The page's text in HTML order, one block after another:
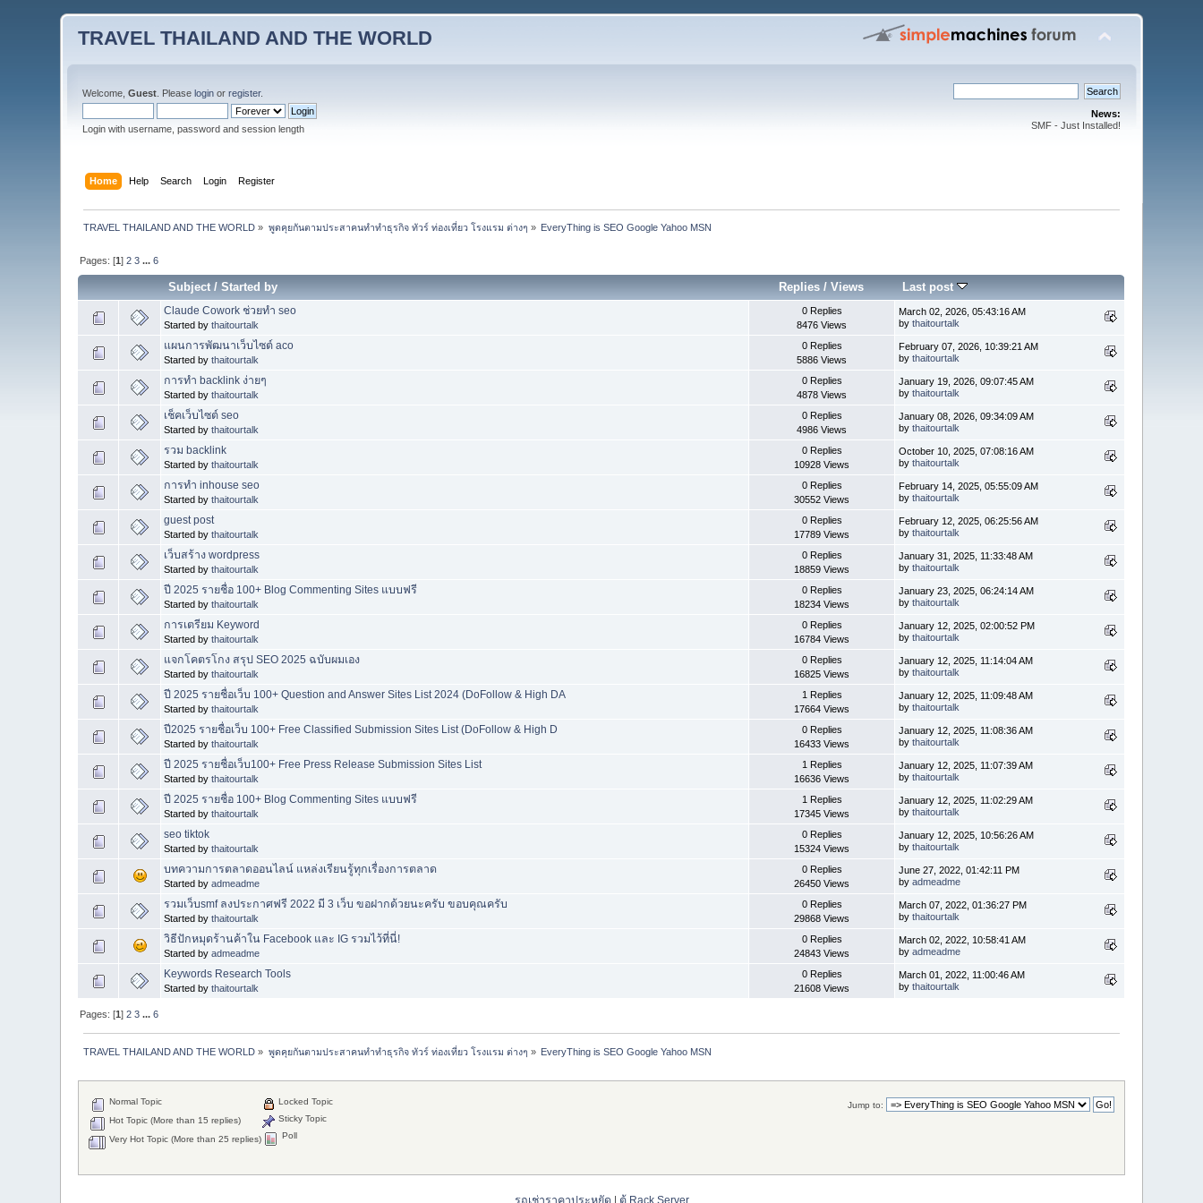
TRAVEL THAILAND AND THE WORLD
Welcome,Guest . Pleaselogin orregister.
Login with username, password and session length
News:
SMF - Just Installed!
Home Help Search Login Register
TRAVEL THAILAND AND THE WORLD » พูดคุยกันตามประสาคนทำทำธุรกิจ ทัวร์ ท่องเที่ยว โรงแรม ต่างๆ » EveryThing is SEO Google Yahoo MSN
Pages: [1]2 3 ...6
Subject/Started by Replies /Views Last post
Claude Cowork ช่วยทำ seo
Started bythaitourtalk
0 Replies
8476 Views
March 02, 2026, 05:43:16 AM
bythaitourtalk
แผนการพัฒนาเว็บไซต์ aco
Started bythaitourtalk
0 Replies
5886 Views
February 07, 2026, 10:39:21 AM
bythaitourtalk
การทำ backlink ง่ายๆ
Started bythaitourtalk
0 Replies
4878 Views
January 19, 2026, 09:07:45 AM
bythaitourtalk
เช็คเว็บไซต์ seo
Started bythaitourtalk
0 Replies
4986 Views
January 08, 2026, 09:34:09 AM
bythaitourtalk
รวม backlink
Started bythaitourtalk
0 Replies
10928 Views
October 10, 2025, 07:08:16 AM
bythaitourtalk
การทำ inhouse seo
Started bythaitourtalk
0 Replies
30552 Views
February 14, 2025, 05:55:09 AM
bythaitourtalk
guest post
Started bythaitourtalk
0 Replies
17789 Views
February 12, 2025, 06:25:56 AM
bythaitourtalk
เว็บสร้าง wordpress
Started bythaitourtalk
0 Replies
18859 Views
January 31, 2025, 11:33:48 AM
bythaitourtalk
ปี 2025 รายชื่อ 100+ Blog Commenting Sites แบบฟรี
Started bythaitourtalk
0 Replies
18234 Views
January 23, 2025, 06:24:14 AM
bythaitourtalk
การเตรียม Keyword
Started bythaitourtalk
0 Replies
16784 Views
January 12, 2025, 02:00:52 PM
bythaitourtalk
แจกโคตรโกง สรุป SEO 2025 ฉบับผมเอง
Started bythaitourtalk
0 Replies
16825 Views
January 12, 2025, 11:14:04 AM
bythaitourtalk
ปี 2025 รายชื่อเว็บ 100+ Question and Answer Sites List 2024 (DoFollow & High DA
Started bythaitourtalk
1 Replies
17664 Views
January 12, 2025, 11:09:48 AM
bythaitourtalk
ปี2025 รายชื่อเว็บ 100+ Free Classified Submission Sites List (DoFollow & High D
Started bythaitourtalk
0 Replies
16433 Views
January 12, 2025, 11:08:36 AM
bythaitourtalk
ปี 2025 รายชื่อเว็บ100+ Free Press Release Submission Sites List
Started bythaitourtalk
1 Replies
16636 Views
January 12, 2025, 11:07:39 AM
bythaitourtalk
ปี 2025 รายชื่อ 100+ Blog Commenting Sites แบบฟรี
Started bythaitourtalk
1 Replies
17345 Views
January 12, 2025, 11:02:29 AM
bythaitourtalk
seo tiktok
Started bythaitourtalk
0 Replies
15324 Views
January 12, 2025, 10:56:26 AM
bythaitourtalk
บทความการตลาดออนไลน์ แหล่งเรียนรู้ทุกเรื่องการตลาด
Started byadmeadme
0 Replies
26450 Views
June 27, 2022, 01:42:11 PM
byadmeadme
รวมเว็บsmf ลงประกาศฟรี 2022 มี 3 เว็บ ขอฝากด้วยนะครับ ขอบคุณครับ
Started bythaitourtalk
0 Replies
29868 Views
March 07, 2022, 01:36:27 PM
bythaitourtalk
วิธีปักหมุดร้านค้าใน Facebook และ IG รวมไว้ที่นี่!
Started byadmeadme
0 Replies
24843 Views
March 02, 2022, 10:58:41 AM
byadmeadme
Keywords Research Tools
Started bythaitourtalk
0 Replies
21608 Views
March 01, 2022, 11:00:46 AM
bythaitourtalk
Pages: [1]2 3 ...6
TRAVEL THAILAND AND THE WORLD » พูดคุยกันตามประสาคนทำทำธุรกิจ ทัวร์ ท่องเที่ยว โรงแรม ต่างๆ » EveryThing is SEO Google Yahoo MSN
Jump to:
Normal Topic
Hot Topic (More than 15 replies)
Very Hot Topic (More than 25 replies)
Locked Topic
Sticky Topic
Poll